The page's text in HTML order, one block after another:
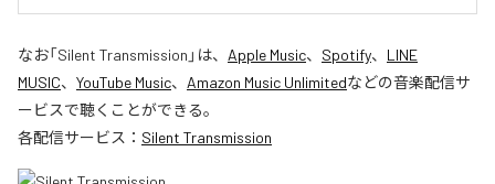
なお「Silent Transmission 」は、 Apple Music、 Spotify、 LINE
MUSIC、 YouTube Music、 Amazon Music Unlimitedなどの音楽配信サ
ービスで聴くことができる。
各配信サービス： Silent Transmission